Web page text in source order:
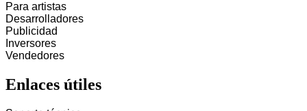
Para artistas
Desarrolladores
Publicidad
Inversores
Vendedores
Enlaces útiles